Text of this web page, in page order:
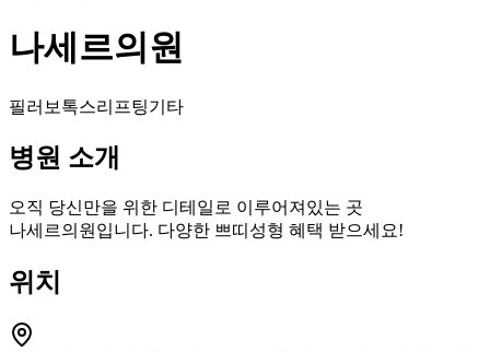
나세르의원
필러 보톡스리프팅기타
병원 소개
오직 당신만을 위한 디테일로 이루어져있는 곳
나세르의원입니다. 다양한 쁘띠성형 혜택 받으세요!
위치